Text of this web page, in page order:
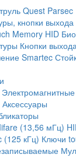
Quest Parsec
кнопки выхода
Memory HID
Кнопки
Smartec
Электромагнитные
Аксессуары
(13,56 мГц)
(125 кГц) Ключи